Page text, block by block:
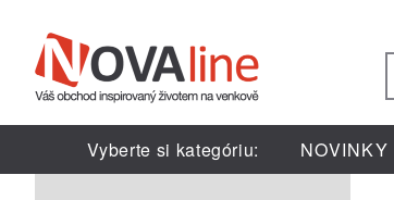
Vyberte si kategóriu: NOVINKY